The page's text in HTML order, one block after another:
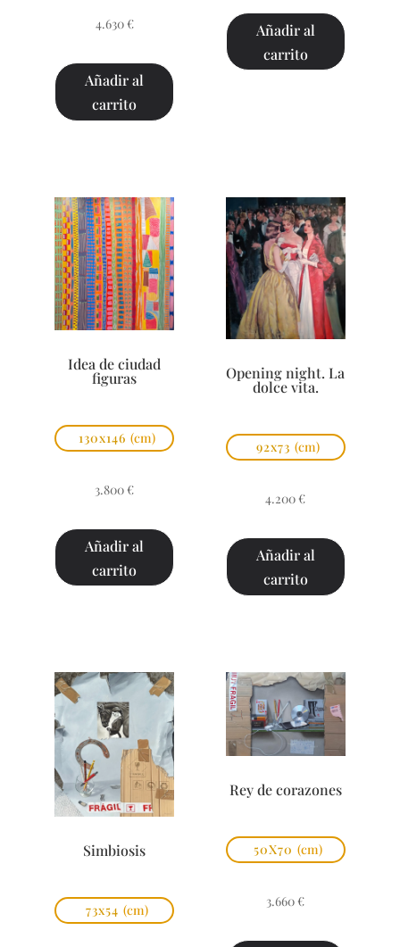
4.630 €
Añadir al
carrito
Añadir al
carrito
Idea de ciudad
figuras
130x146 (cm)
3.800 €
Añadir al
carrito
Opening night. La
dolce vita.
92x73 (cm)
4.200 €
Añadir al
carrito
Simbiosis
73x54 (cm)
Rey de corazones
50X70 (cm)
3.660 €